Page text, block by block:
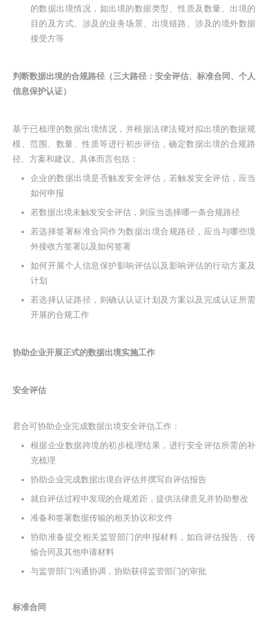
的数据出境情况，如出境的数据类型、性质及数量、出境的
目的及方式、涉及的业务场景、出境链路、涉及的境外数据
接受方等
判断数据出境的合规路径（三大路径：安全评估、标准合同、个人
信息保护认证）
基于已梳理的数据出境情况，并根据法律法规对拟出境的数据规
模、范围、数量、性质等进行初步评估，确定数据出境的合规路
径、方案和建议。具体而言包括：
企业的数据出境是否触发安全评估，若触发安全评估，应当
如何申报
若数据出境未触发安全评估，则应当选择哪一条合规路径
若选择签署标准合同作为数据出境合规路径，应当与哪些境
外接收方签署以及如何签署
如何开展个人信息保护影响评估以及影响评估的行动方案及
计划
若选择认证路径，则确认认证计划及方案以及完成认证所需
开展的合规工作
协助企业开展正式的数据出境实施工作
安全评估
君合可协助企业完成数据出境安全评估工作：
根据企业数据跨境的初步梳理结果，进行安全评估所需的补
充梳理
协助企业完成数据出境自评估并撰写自评估报告
就自评估过程中发现的合规差距，提供法律意见并协助整改
准备和签署数据传输的相关协议和文件
协助准备提交相关监管部门的申报材料，如自评估报告、传
输合同及其他申请材料
与监管部门沟通协调，协助获得监管部门的审批
标准合同